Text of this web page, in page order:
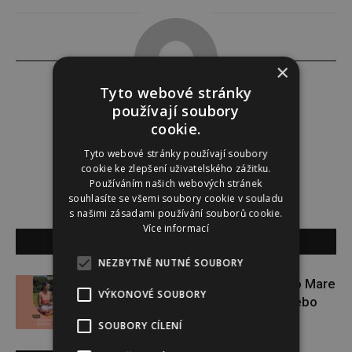
Darina Zumrová
Zapojte se do letní soutěže s Rio Mare
a vyhrajte iWatch Series 11 nebo
×
Tyto webové stránky
používají soubory
cookie.
Tyto webové stránky používají soubory
cookie ke zlepšení uživatelského zážitku.
Používáním našich webových stránek
souhlasíte se všemi soubory cookie v souladu
s našimi zásadami používání souborů cookie.
Více informací
NEZBYTNĚ NUTNÉ SOUBORY
VÝKONOVÉ SOUBORY
SOUBORY CÍLENÍ